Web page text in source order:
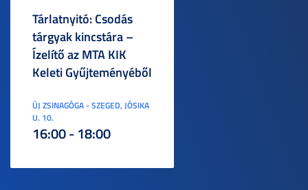
Tárlatnyitó: Csodás
tárgyak kincstára –
Ízelítő az MTA KIK
Keleti Gyűjteményéből
ÚJ ZSINAGÓGA - SZEGED, JÓSIKA
U. 10.
16:00 - 18:00